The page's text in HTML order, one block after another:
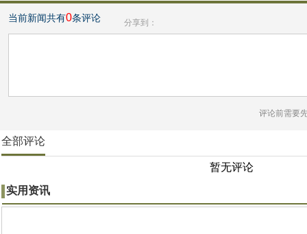
当前新闻共有0条评论 分享到：
评论前需要
全部评论
暂无评论
实用资讯